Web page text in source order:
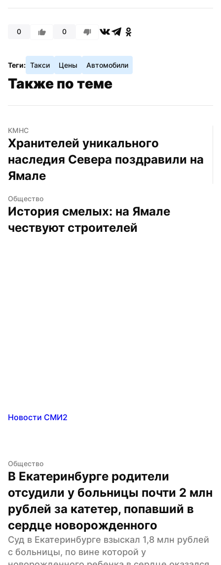
0 0
Теги: Такси Цены Автомобили
Также по теме
КМНС
Хранителей уникального
наследия Севера поздравили на
Ямале
Общество
История смелых: на Ямале
чествуют строителей
Новости СМИ2
Общество
В Екатеринбурге родители
отсудили у больницы почти 2 млн
рублей за катетер, попавший в
сердце новорожденного
Суд в Екатеринбурге взыскал 1,8 млн рублей
с больницы, по вине которой у